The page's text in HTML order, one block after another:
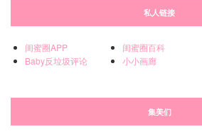
私人链接
闺蜜圈APP
Baby反垃圾评论
闺蜜圈百科
小小画廊
集美们